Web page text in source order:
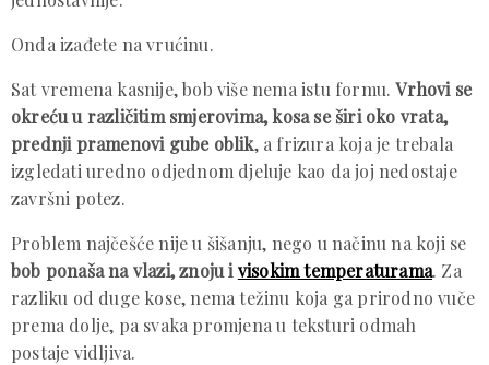
Onda izađete na vrućinu.
Sat vremena kasnije, bob više nema istu formu.Vrhovi se
okreću u različitim smjerovima, kosa se širi oko vrata,
prednji pramenovi gube oblik, a frizura koja je trebala
izgledati uredno odjednom djeluje kao da joj nedostaje
završni potez.
Problem najčešće nije u šišanju, nego u načinu na koji se
bob ponaša na vlazi, znoju i visokim temperaturama. Za
razliku od duge kose, nema težinu koja ga prirodno vuče
prema dolje, pa svaka promjena u teksturi odmah
postaje vidljiva.